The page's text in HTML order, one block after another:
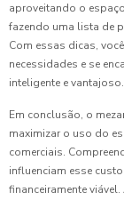
aproveitando o
fazendo uma lista de
Com essas dicas,
necessidades e se
inteligente e vantajoso.
Em conclusão, o
maximizar o uso do
comerciais.
influenciam esse
financeiramente